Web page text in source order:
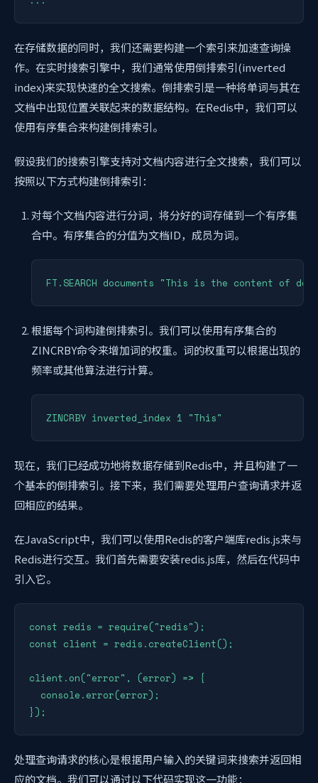
在存储数据的同时，我们还需要构建一个索引来加速查询操
作。在实时搜索引擎中，我们通常使用倒排索引(inverted
index)来实现快速的全文搜索。倒排索引是一种将单词与其在
文档中出现位置关联起来的数据结构。在Redis中，我们可以
使用有序集合来构建倒排索引。
假设我们的搜索引擎支持对文档内容进行全文搜索，我们可以
按照以下方式构建倒排索引：
对每个文档内容进行分词，将分好的词存储到一个有序集
合中。有序集合的分值为文档ID，成员为词。
FT.SEARCH documents "This is the content of
根据每个词构建倒排索引。我们可以使用有序集合的
ZINCRBY命令来增加词的权重。词的权重可以根据出现的
频率或其他算法进行计算。
ZINCRBY inverted_index 1 "This"
现在，我们已经成功地将数据存储到Redis中，并且构建了一
个基本的倒排索引。接下来，我们需要处理用户查询请求并返
回相应的结果。
在JavaScript中，我们可以使用Redis的客户端库redis.js来与
Redis进行交互。我们首先需要安装redis.js库，然后在代码中
引入它。
const redis = require("redis");
const client = redis.createClient();
client.on("error", (error) => {
  console.error(error);
});
处理查询请求的核心是根据用户输入的关键词来搜索并返回相
应的文档。我们可以通过以下代码实现这一功能：